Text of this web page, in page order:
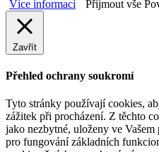
Více informací
Přijmout vše
Zavřít
Přehled ochrany soukromí
Tyto stránky používají cookies,
zážitek při procházení. Z těchto
jako nezbytné, uloženy ve
pro fungování základních